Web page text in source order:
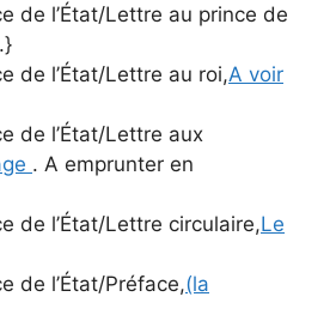
de l’État/Lettre au prince de
.}
de l’État/Lettre au roi,A voir
de l’État/Lettre aux
. A emprunter en
de l’État/Lettre circulaire,Le
de l’État/Préface,(la